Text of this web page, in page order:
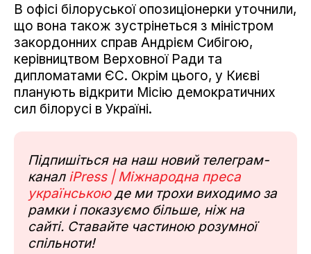
В офісі білоруської опозиціонерки уточнили,
що вона також зустрінеться з міністром
закордонних справ Андрієм Сибігою,
керівництвом Верховної Ради та
дипломатами ЄС. Окрім цього, у Києві
планують відкрити Місію демократичних
сил білорусі в Україні.
Підпишіться на наш новий телеграм-
канал iPress | Міжнародна преса
українськоюде ми трохи виходимо за
рамки і показуємо більше, ніж на
сайті. Ставайте частиною розумної
спільноти!